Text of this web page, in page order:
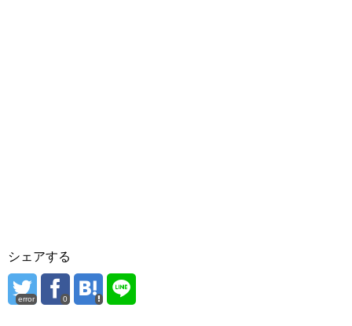
シェアする
error 0